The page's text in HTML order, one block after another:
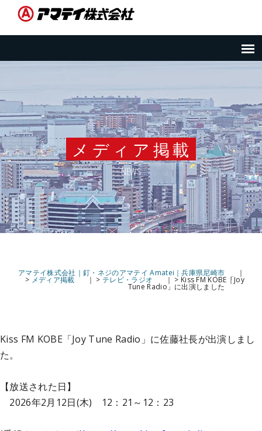
メディア掲載
NEWS
アマテイ株式会社｜釘・ネジのアマテイ Amatei｜兵庫県尼崎市
> メディア掲載 >テレビ・ラジオ > Kiss FM KOBE「Joy
Tune Radio」に出演しました
Kiss FM KOBE「Joy Tune Radio」に佐藤社長が出演しまし
た。
【放送された日】
2026年2月12日(木) 12：21～12：23